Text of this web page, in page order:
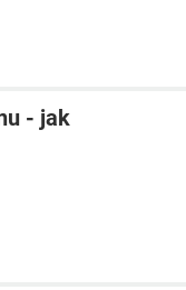
- jak